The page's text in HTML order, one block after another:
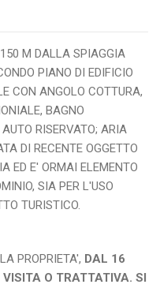
M DALLA SPIAGGIA
PIANO DI EDIFICIO
CON ANGOLO COTTURA,
BAGNO
RISERVATO; ARIA
DI RECENTE OGGETTO
ED E' ORMAI ELEMENTO
SIA PER L'USO
TURISTICO.
PROPRIETA', DAL 16
O TRATTATIVA. SI